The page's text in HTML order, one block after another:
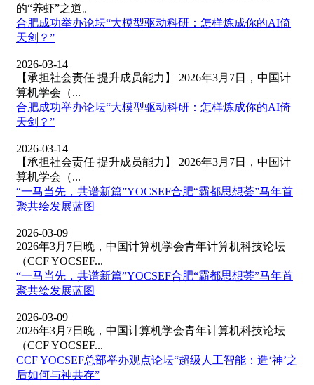
的“养虾”之道。
合肥成功举办论坛“大模型驱动科研：怎样炼成你的AI倚
天剑？”
2026-03-14
【承担社会责任 提升成员能力】 2026年3月7日，中国计
算机学会（...
合肥成功举办论坛“大模型驱动科研：怎样炼成你的AI倚
天剑？”
2026-03-14
【承担社会责任 提升成员能力】 2026年3月7日，中国计
算机学会（...
“一马当先，共谱新篇”YOCSEF合肥“霸都思想荟”马年首
聚共绘发展蓝图
2026-03-09
2026年3月7日晚，中国计算机学会青年计算机科技论坛
（CCF YOCSEF...
“一马当先，共谱新篇”YOCSEF合肥“霸都思想荟”马年首
聚共绘发展蓝图
2026-03-09
2026年3月7日晚，中国计算机学会青年计算机科技论坛
（CCF YOCSEF...
CCF YOCSEF总部举办观点论坛“超级人工智能：造‘神’之
后如何与神共存”